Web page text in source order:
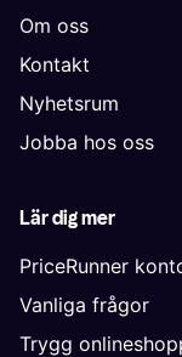
Om oss
Kontakt
Nyhetsrum
Jobba hos oss
Lär dig mer
PriceRunner
Vanliga frågor
Trygg